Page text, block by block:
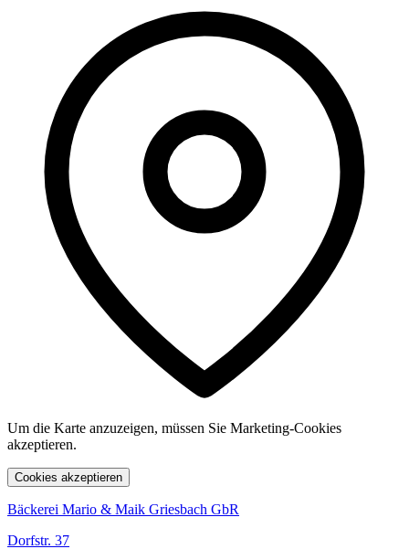
Um die Karte anzuzeigen, müssen Sie Marketing-Cookies
akzeptieren.
Cookies akzeptieren
Bäckerei Mario & Maik Griesbach GbR
Dorfstr. 37